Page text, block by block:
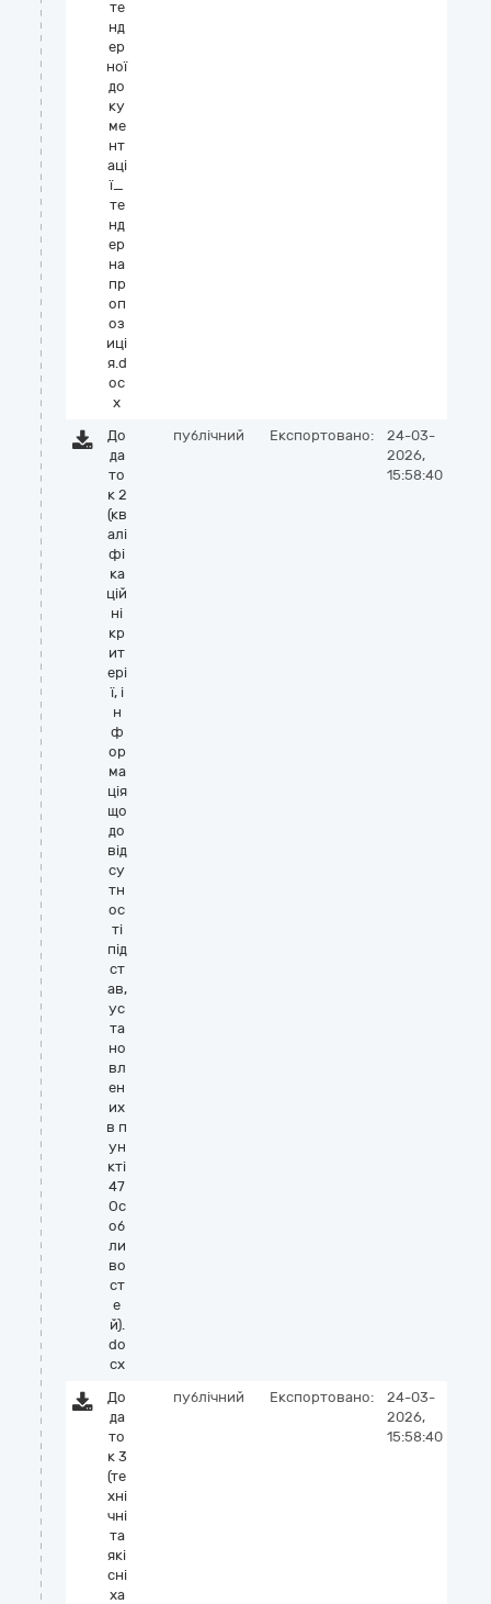
те
нд
ер
ної
до
ку
ме
нт
аці
ї_
те
нд
ер
на
пр
оп
оз
иці
я.d
oc
x
До
да
то
к 2
(кв
алі
фі
ка
цій
ні
кр
ит
ері
ї, і
н
ф
ор
ма
ція
що
до
від
су
тн
ос
ті
під
ст
ав,
ус
та
но
вл
ен
их
в п
ун
кті
47
Ос
об
ли
во
ст
е
й).
do
cx
публічний Експортовано:
24-03-
2026,
15:58:40
До
да
то
к 3
(те
хні
чні
та
які
сні
ха
публічний Експортовано:
24-03-
2026,
15:58:40